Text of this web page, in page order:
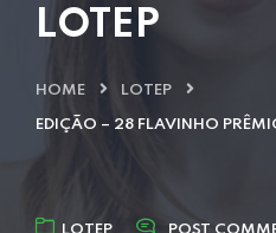
LOTEP
HOME LOTEP
EDIÇÃO – 28 FLAVINHO